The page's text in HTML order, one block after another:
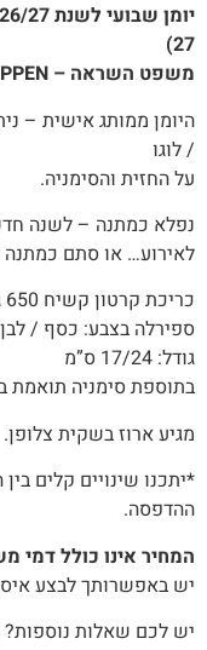
27)
משפט השראה – MAKE YOUR DREAMS HAPPEN
היומן ממותג אישית –
/ לוגו
על החזית והסימניה.
נפלא כמתנה – לשנה
לאירוע… או סתם
כריכת קרטון קשיח 650 גרם בצבע: אפור / חום / לבן
ספירלה בצבע: כסף /
גודל: 17/24 ס”מ
בתוספת סימניה תואמת בגודל:
מגיע ארוז בשקית צלופן.
*יתכנו שינויים קלים
ההדפסה.
המחיר אינו כולל דמי
יש באפשרותך לבצע
יש לכם שאלות נוספות? נא